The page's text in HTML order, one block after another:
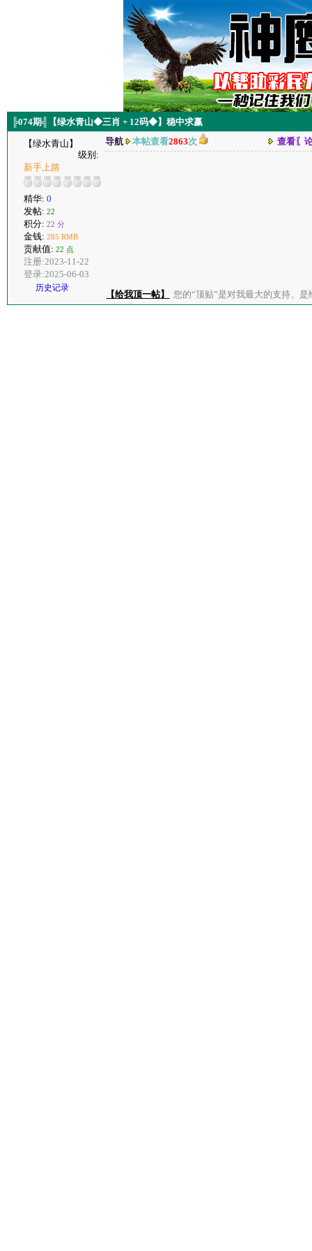
╠074期╣【绿水青山◆三肖 + 12码◆】稳中求赢
【绿水青山】
级别:
新手上路
精华: 0
发帖: 22
积分: 22 分
金钱: 285 RMB
贡献值: 22 点
注册:2023-11-22
登录:2025-06-03
历史记录
导航 本帖查看2863次 查看〖
【给我顶一帖】 您的“顶贴”是对我最大的支持、